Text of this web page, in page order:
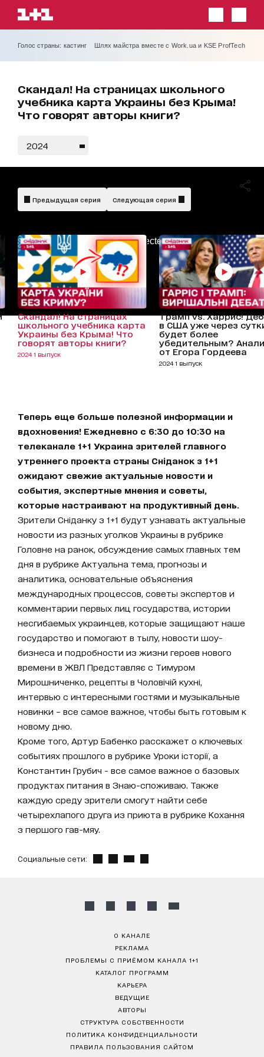
Голос страны: кастинг Шлях майстра вместе с Work.ua и KSE ProfTech
Скандал! На страницах школьного
учебника карта Украины без Крыма!
Что говорят авторы книги?
2024
AdBlockDetected!
Предыдущая серия Следующая серия
Скандал! На страницах
школьного учебника карта
Украины без Крыма! Что
говорят авторы книги?
2024 1 выпуск
Трамп vs. Харрис!
в США уже через
будет более
убедительным?
от Егора Гордеева
2024 1 выпуск
Теперь еще больше полезной информации и
вдохновения! Ежедневно с 6:30 до 10:30 на
телеканале 1+1 Украина зрителей главного
утреннего проекта страны Сніданок з 1+1
ожидают свежие актуальные новости и
события, экспертные мнения и советы,
которые настраивают на продуктивный день.
Зрители Сніданку з 1+1 будут узнавать актуальные
новости из разных уголков Украины в рубрике
Головне на ранок, обсуждение самых главных тем
дня в рубрике Актуальна тема, прогнозы и
аналитика, основательные объяснения
международных процессов, советы экспертов и
комментарии первых лиц государства, истории
несгибаемых украинцев, которые защищают наше
государство и помогают в тылу, новости шоу-
бизнеса и подробности из жизни героев нового
времени в ЖВЛ Представляє с Тимуром
Мирошниченко, рецепты в Чоловічій кухні,
интервью с интересными гостями и музыкальные
новинки – все самое важное, чтобы быть готовым к
новому дню.
Кроме того, Артур Бабенко расскажет о ключевых
событиях прошлого в рубрике Уроки історії, а
Константин Грубич - все самое важное о базовых
продуктах питания в Знаю-споживаю. Также
каждую среду зрители смогут найти себе
четырехлапого друга из приюта в рубрике Кохання
з першого гав-мяу.
Социальные сети:
О КАНАЛЕ
РЕКЛАМА
ПРОБЛЕМЫ С ПРИЁМОМ КАНАЛА 1+1
КАТАЛОГ ПРОГРАММ
КАРЬЕРА
ВЕДУЩИЕ
АВТОРЫ
СТРУКТУРА СОБСТВЕННОСТИ
ПОЛИТИКА КОНФИДЕНЦИАЛЬНОСТИ
ПРАВИЛА ПОЛЬЗОВАНИЯ САЙТОМ